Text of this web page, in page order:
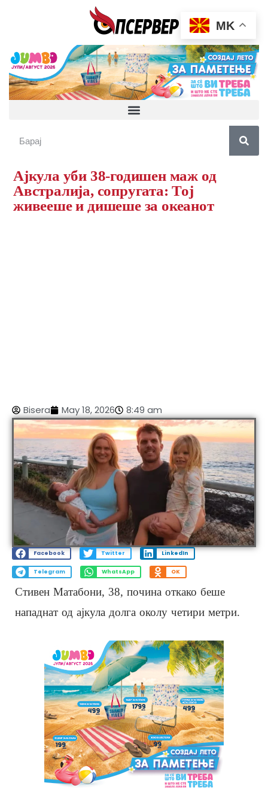
Ајкула уби 38-годишен маж од
Австралија, сопругата: Тој
живееше и дишеше за океанот
Bisera May 18, 2026 8:49 am
Facebook Twitter LinkedIn
Telegram WhatsApp OK
Стивен Матабони, 38, почина откако беше
нападнат од ајкула долга околу четири метри.
MK